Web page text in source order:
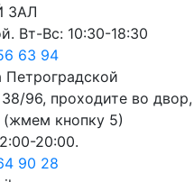
ЗАЛ
Вт-Вс: 10:30-18:30
63 94
Петроградской
96, проходите во двор,
(жмем кнопку 5)
20:00.
90 28